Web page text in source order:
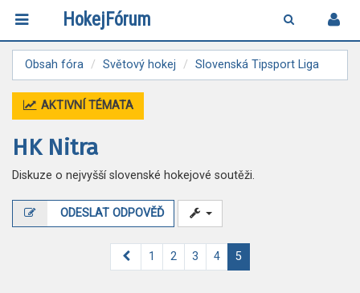
HokejFórum
Obsah fóra Světový hokej Slovenská Tipsport Liga
AKTIVNÍ TÉMATA
HK Nitra
Diskuze o nejvyšší slovenské hokejové soutěži.
ODESLAT ODPOVĚĎ
Předchozí
1 2 3 4 5